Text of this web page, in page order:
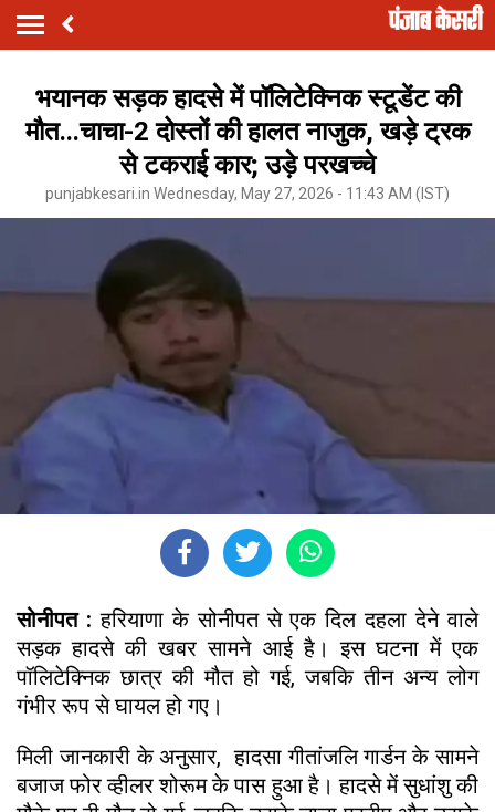
भयानक सड़क हादसे में पॉलिटेक्निक स्टूडेंट की
मौत...चाचा-2 दोस्तों की हालत नाजुक, खड़े ट्रक
से टकराई कार; उड़े परखच्चे
punjabkesari.in Wednesday, May 27, 2026 - 11:43 AM (IST)
सोनीपत : हरियाणा के सोनीपत से एक दिल दहला देने वाले
सड़क हादसे की खबर सामने आई है। इस घटना में एक
पॉलिटेक्निक छात्र की मौत हो गई, जबकि तीन अन्य लोग
गंभीर रूप से घायल हो गए।
मिली जानकारी के अनुसार, हादसा गीतांजलि गार्डन के सामने
बजाज फोर व्हीलर शोरूम के पास हुआ है। हादसे में सुधांशु की